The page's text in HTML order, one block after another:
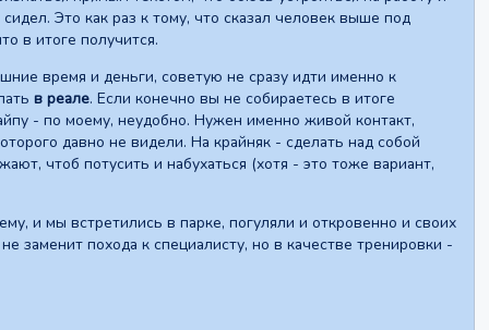
Это как раз к тому, что сказал человек выше под
в итоге получится.
время и деньги, советую не сразу идти именно к
в реале. Если конечно вы не собираетесь в итоге
- по моему, неудобно. Нужен именно живой контакт,
давно не видели. На крайняк - сделать над собой
чтоб потусить и набухаться (хотя - это тоже вариант,
и мы встретились в парке, погуляли и откровенно и своих
заменит похода к специалисту, но в качестве тренировки -